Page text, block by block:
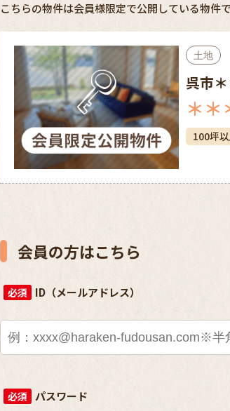
こちらの物件は会員様限定で公開している物件
土地
呉市
＊＊
100坪
会員の方はこちら
必須 ID（メールアドレス）
必須 パスワード